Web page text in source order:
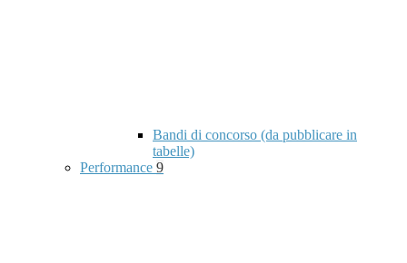
Bandi di concorso (da pubblicare in
tabelle)
Performance 9